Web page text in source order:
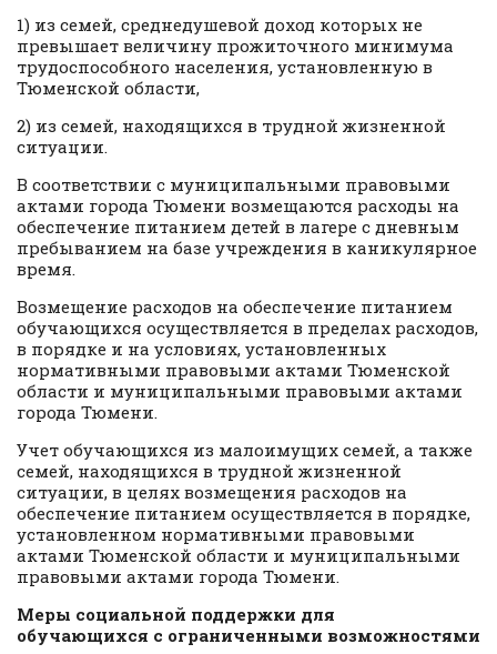
1) из семей, среднедушевой доход которых не
превышает величину прожиточного минимума
трудоспособного населения, установленную в
Тюменской области,
2) из семей, находящихся в трудной жизненной
ситуации.
В соответствии с муниципальными правовыми
актами города Тюмени возмещаются расходы на
обеспечение питанием детей в лагере с дневным
пребыванием на базе учреждения в каникулярное
время.
Возмещение расходов на обеспечение питанием
обучающихся осуществляется в пределах расходов,
в порядке и на условиях, установленных
нормативными правовыми актами Тюменской
области и муниципальными правовыми актами
города Тюмени.
Учет обучающихся из малоимущих семей, а также
семей, находящихся в трудной жизненной
ситуации, в целях возмещения расходов на
обеспечение питанием осуществляется в порядке,
установленном нормативными правовыми
актами Тюменской области и муниципальными
правовыми актами города Тюмени.
Меры социальной поддержки для
обучающихся с ограниченными возможностями